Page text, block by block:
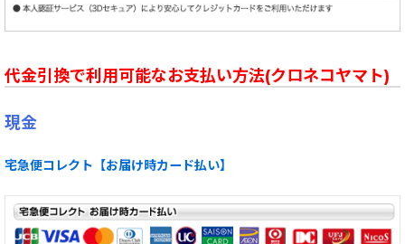
代金引換で利用可能なお支払い方法(クロネコヤマト)
現金
宅急便コレクト【お届け時カード払い】